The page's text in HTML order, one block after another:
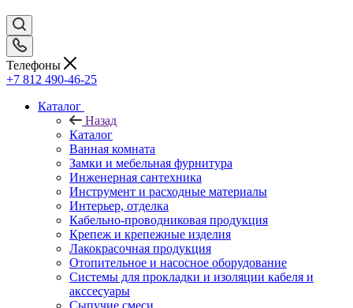
Телефоны
+7 812 490-46-25
Каталог
Назад
Каталог
Ванная комната
Замки и мебельная фурнитура
Инженерная сантехника
Инструмент и расходные материалы
Интерьер, отделка
Кабельно-проводниковая продукция
Крепеж и крепежные изделия
Лакокрасочная продукция
Отопительное и насосное оборудование
Системы для прокладки и изоляции кабеля и
акссесуары
Сыпучие смеси